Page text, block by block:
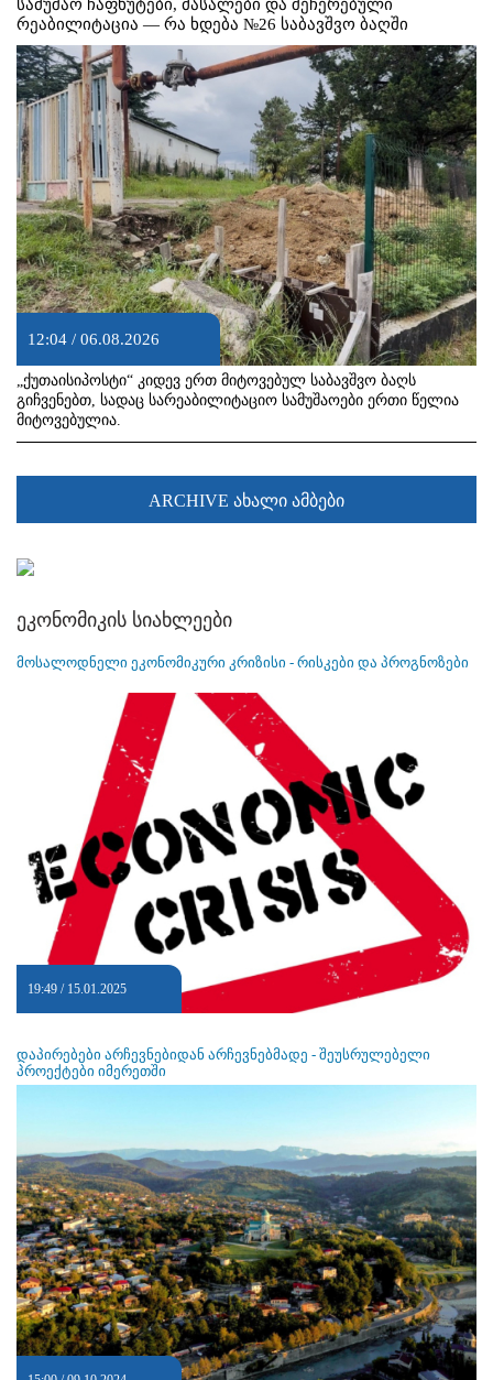
სამუშაო ჩაფხუტები, მასალები და შეჩერებული
რეაბილიტაცია — რა ხდება №26 საბავშვო ბაღში
12:04 / 06.08.2026
„ქუთაისიპოსტი“ კიდევ ერთ მიტოვებულ საბავშვო ბაღს
გიჩვენებთ, სადაც სარეაბილიტაციო სამუშაოები ერთი წელია
მიტოვებულია.
ARCHIVE ახალი ამბები
ეკონომიკის სიახლეები
მოსალოდნელი ეკონომიკური კრიზისი - რისკები და პროგნოზები
19:49 / 15.01.2025
დაპირებები არჩევნებიდან არჩევნებმადე - შეუსრულებელი
პროექტები იმერეთში